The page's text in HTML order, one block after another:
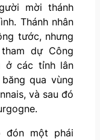
mời thánh
Thánh nhân
tước, nhưng
dự Công
ở các tỉnh lân
qua vùng
và sau đó
đón một phái